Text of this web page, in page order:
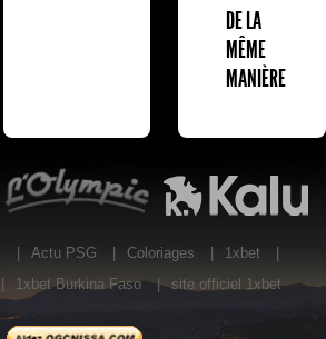
DE LA
MÊME
MANIÈRE
EA Sports
Actu PSG Coloriages 1xbet
1xbet Burkina Faso | site officiel 1xbet